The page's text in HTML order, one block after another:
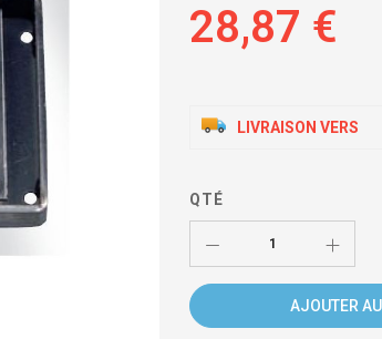
28,87 €
LIVRAISON VERS
QTÉ
AJOUTER